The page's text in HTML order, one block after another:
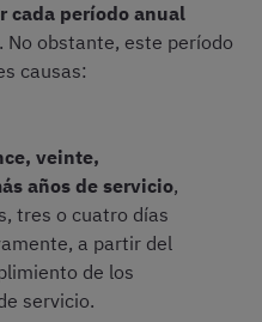
cada período anual
obstante, este período
causas:
veinte,
años de servicio,
tres o cuatro días
a partir del
de los
servicio.